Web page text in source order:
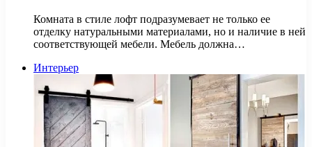
Комната в стиле лофт подразумевает не только ее
отделку натуральными материалами, но и наличие в ней
соответствующей мебели. Мебель должна…
Интерьер